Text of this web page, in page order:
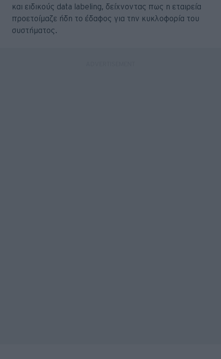
και ειδικούς data labeling, δείχνοντας πως η εταιρεία
προετοίμαζε ήδη το έδαφος για την κυκλοφορία του
συστήματος.